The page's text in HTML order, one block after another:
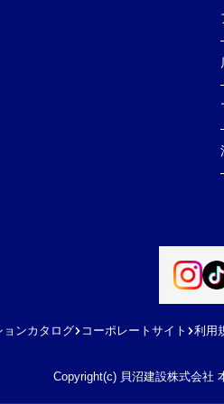
ョンカタログ コーポレートサイト 利用
Copyright(c) 貝沼建設株式会社